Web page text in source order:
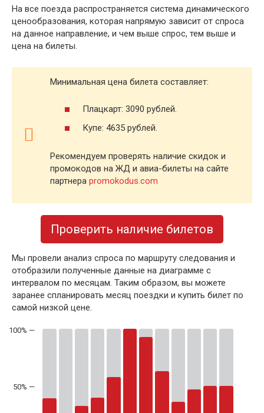
На все поезда распространяется система динамического
ценообразования, которая напрямую зависит от спроса
на данное направление, и чем выше спрос, тем выше и
цена на билеты.
Минимальная цена билета составляет:
Плацкарт: 3090 рублей.
Купе: 4635 рублей.
Рекомендуем проверять наличие скидок и
промокодов на ЖД и авиа-билеты на сайте
партнера promokodus.com
Проверить наличие билетов
Мы провели анализ спроса по маршруту следования и
отобразили полученные данные на диаграмме с
интервалом по месяцам. Таким образом, вы можете
заранее спланировать месяц поездки и купить билет по
самой низкой цене.
50% —